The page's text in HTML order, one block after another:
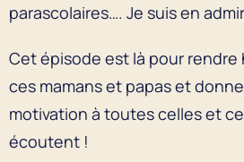
parascolaires…. Je suis en
Cet épisode est là pour
ces mamans et papas et
motivation à toutes celles et
écoutent !